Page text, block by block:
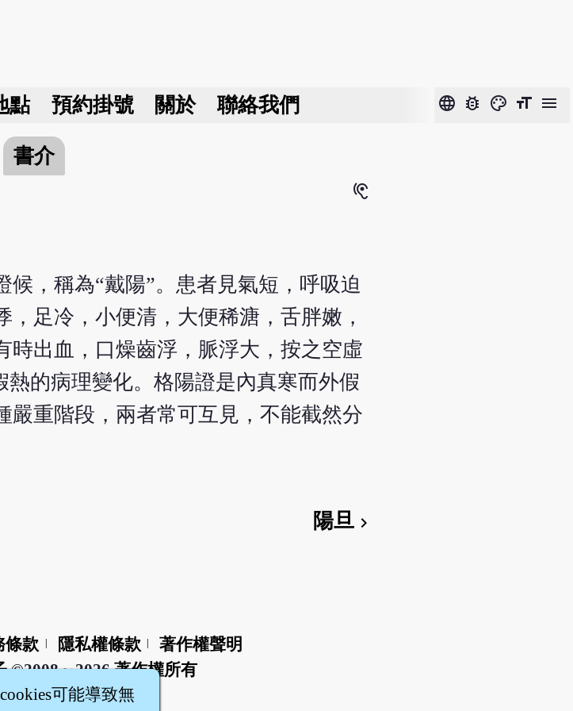
點 預約掛號 關於 聯絡我們 language bug_report color_lens format_size menu
書介
hearing
，稱為“戴陽”。患者見氣短，呼吸迫
足冷，小便清，大便稀溏，舌胖嫩，
出血，口燥齒浮，脈浮大，按之空虛
的病理變化。格陽證是內真寒而外假
重階段，兩者常可互見，不能截然分
陽旦chevron_right
條款 隱私權條款
著作權聲明
©2008～2026著作權所有
可能導致無